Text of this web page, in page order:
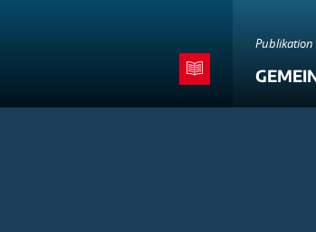
Publikation